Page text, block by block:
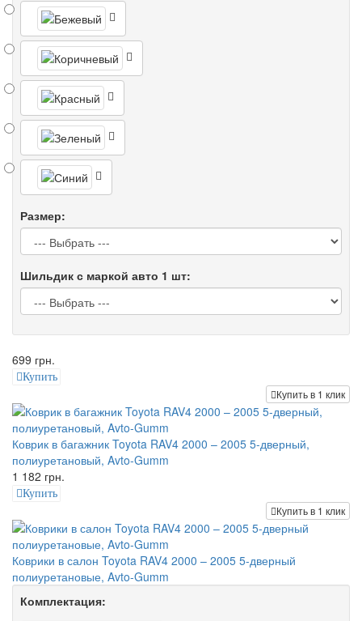
Размер:
Шильдик с маркой авто 1 шт:
699 грн.
Купить
Купить в 1 клик
Коврик в багажник Toyota RAV4 2000 – 2005 5-дверный,
полиуретановый, Avto-Gumm
1 182 грн.
Купить
Купить в 1 клик
Коврики в салон Toyota RAV4 2000 – 2005 5-дверный
полиуретановые, Avto-Gumm
Комплектация: